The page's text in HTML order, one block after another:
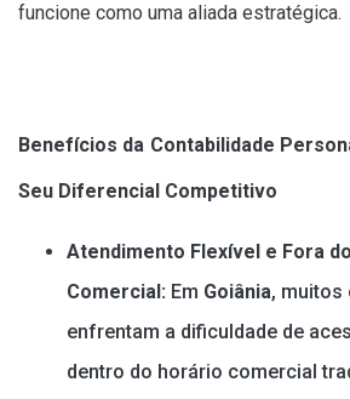
funcione como uma aliada estratégica.
Benefícios da Contabilidade
Seu Diferencial Competitivo
Atendimento Flexível e Fora
Comercial: Em Goiânia, muitos
enfrentam a dificuldade de
dentro do horário comercial